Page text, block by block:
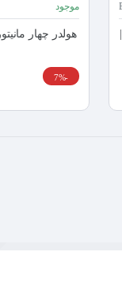
موجود
-7%